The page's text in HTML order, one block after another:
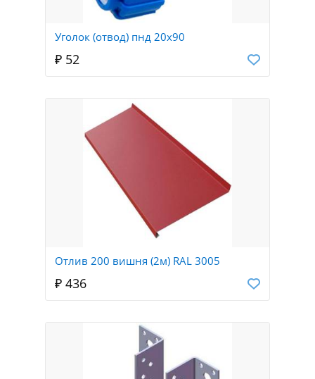
Уголок (отвод) пнд 20х90
₽ 52
Отлив 200 вишня (2м) RAL 3005
₽ 436